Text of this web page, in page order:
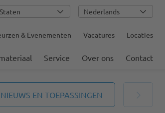
Nederlands
& Evenementen Vacatures Locaties
Service Over ons Contact
EN TOEPASSINGEN